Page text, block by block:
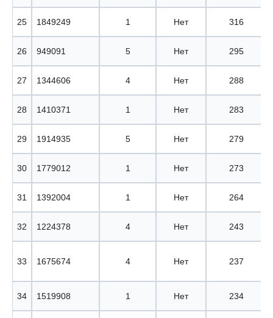
25 1849249 1 Нет 316
26 949091 5 Нет 295
27 1344606 4 Нет 288
28 1410371 1 Нет 283
29 1914935 5 Нет 279
30 1779012 1 Нет 273
31 1392004 1 Нет 264
32 1224378 4 Нет 243
33 1675674 4 Нет 237
34 1519908 1 Нет 234